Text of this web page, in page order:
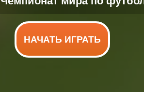
НАЧАТЬ ИГРАТЬ